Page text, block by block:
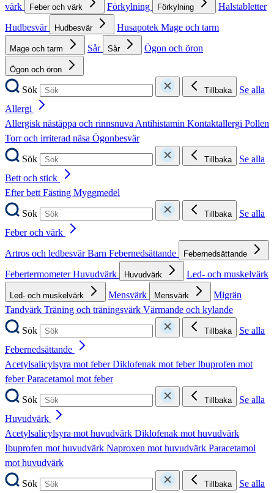
värk
Feber och värk Förkylning Förkylning
Halstabletter
Hudbesvär
Hudbesvär Husapotek Mage och tarm
Mage och tarm Sår Sår Ögon och öron
Ögon och öron
Sök Tillbaka
Se alla
Allergi
Allergisk nästäppa och rinnsnuvaAntihistamin Kontaktallergi Pollen
Torr och irriterad näsa Ögonbesvär
Sök
Tillbaka
Se alla
Bett och stick
Efter bettFästing Myggmedel
Sök
Tillbaka
Se alla
Feber och värk
Artros och ledbesvärBarn Febernedsättande Febernedsättande
FebertermometerHuvudvärk Huvudvärk Led- och muskelvärk
Led- och muskelvärk Mensvärk Mensvärk
Migrän
Tandvärk Träning och träningsvärk Värmande och kylande
Sök
Tillbaka
Se alla
Febernedsättande
Acetylsalicylsyra mot feberDiklofenak mot feberIbuprofen mot
feberParacetamol mot feber
Sök
Tillbaka
Se alla
Huvudvärk
Acetylsalicylsyra mot huvudvärk Diklofenak mot huvudvärk
Ibuprofen mot huvudvärk Naproxen mot huvudvärk Paracetamol
mot huvudvärk
Sök
Tillbaka
Se alla